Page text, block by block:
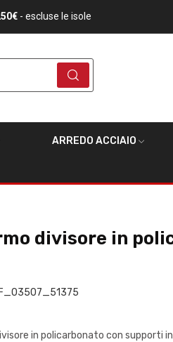
- escluse le isole
ARREDO ACCIAIO
divisore in
in policarbonato con supporti